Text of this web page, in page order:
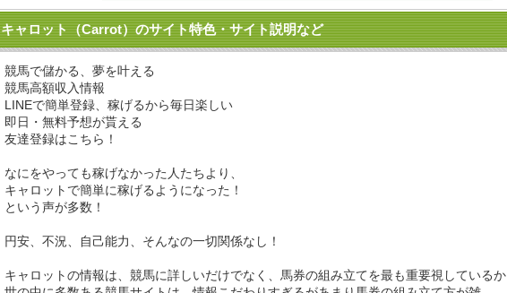
キャロット（Carrot）のサイト特色・サイト説明など
競馬で儲かる、夢を叶える
競馬高額収入情報
LINEで簡単登録、稼げるから毎日楽しい
即日・無料予想が貰える
友達登録はこちら！
なにをやっても稼げなかった人たちより、
キャロットで簡単に稼げるようになった！
という声が多数！
円安、不況、自己能力、そんなの一切関係なし！
キャロットの情報は、競馬に詳しいだけでなく、馬券の組み立てを最も重要視しているか